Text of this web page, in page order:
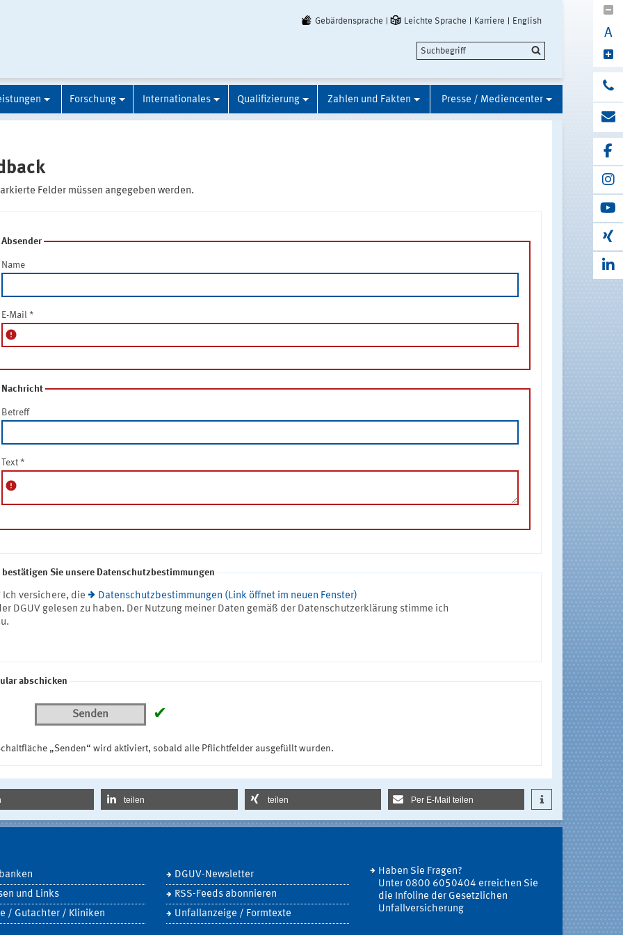
Gebärdensprache Leichte Sprache Karriere English
A
Forschung Internationales Qualifizierung Zahlen und Fakten Presse / Mediencenter
Felder müssen angegeben werden.
Absender
Name
E-Mail *
error
Nachricht
Betreff
Text *
error
Sie unsere Datenschutzbestimmungen
Ich versichere, die
Datenschutzbestimmungen (Link öffnet im neuen Fenster)
DGUV gelesen zu haben. Der Nutzung meiner Daten gemäß der Datenschutzerklärung stimme ich
abschicken
Senden ✔
„Senden“ wird aktiviert, sobald alle Pflichtfelder ausgefüllt wurden.
teilen teilen Per E-Mail teilen
und Links
/ Gutachter / Kliniken
DGUV-Newsletter
RSS-Feeds abonnieren
Unfallanzeige / Formtexte
Haben Sie Fragen?
Unter 0800 6050404 erreichen Sie
die Infoline der Gesetzlichen
Unfallversicherung